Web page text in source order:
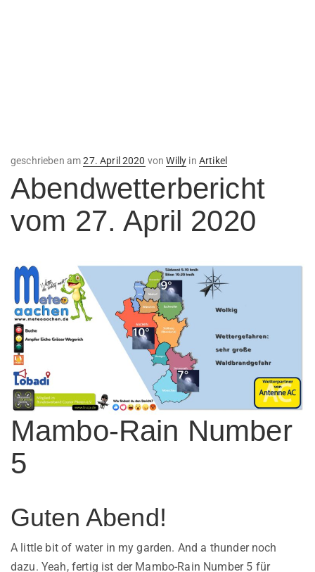
geschrieben amVeröffentlicht
am
27. April 2020 vonWilly in Artikel
Abendwetterbericht
vom 27. April 2020
Mambo-Rain Number
5
Guten Abend!
A little bit of water in my garden. And a thunder noch
dazu. Yeah, fertig ist der Mambo-Rain Number 5 für